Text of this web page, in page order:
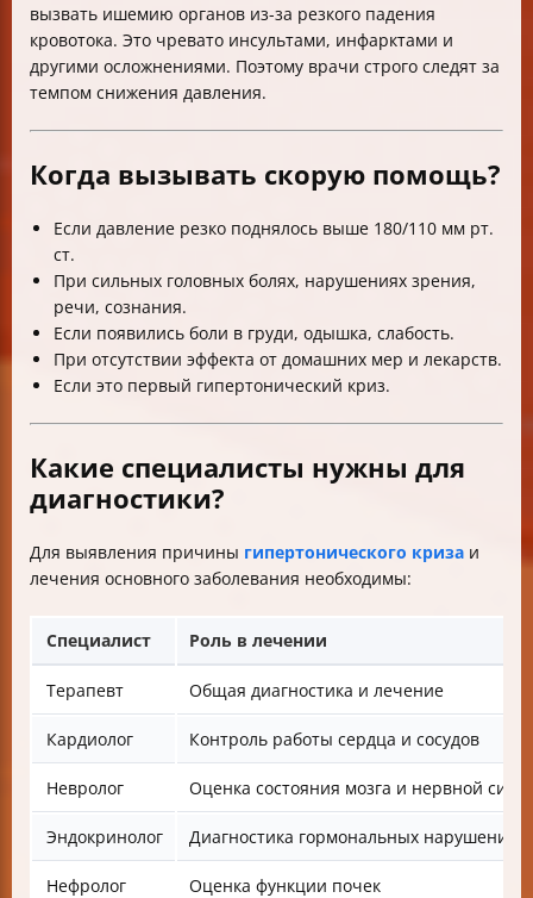
вызвать ишемию органов из-за резкого падения
кровотока. Это чревато инсультами, инфарктами и
другими осложнениями. Поэтому врачи строго следят за
темпом снижения давления.
Когда вызывать скорую помощь?
Если давление резко поднялось выше 180/110 мм рт.
ст.
При сильных головных болях, нарушениях зрения,
речи, сознания.
Если появились боли в груди, одышка, слабость.
При отсутствии эффекта от домашних мер и лекарств.
Если это первый гипертонический криз.
Какие специалисты нужны для
диагностики?
Для выявления причины гипертонического криза и
лечения основного заболевания необходимы:
Специалист Роль в лечении
Терапевт Общая диагностика и лечение
Кардиолог Контроль работы сердца и сосудов
Невролог Оценка состояния мозга и нервной
Эндокринолог Диагностика гормональных нарушений
Нефролог Оценка функции почек